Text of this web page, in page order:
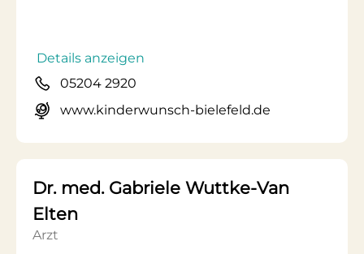
Details anzeigen
05204 2920
www.kinderwunsch-bielefeld.de
Dr. med. Gabriele Wuttke-Van
Elten
Arzt